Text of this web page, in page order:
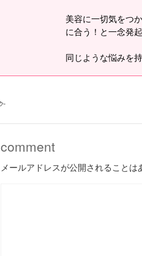
美容に一切気をつ
に合う！と一念発起
同じような悩みを
-
comment
メールアドレスが公開されることは